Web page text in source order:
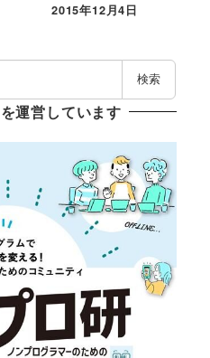
投稿日
2015年12月4日
検索
運営しています